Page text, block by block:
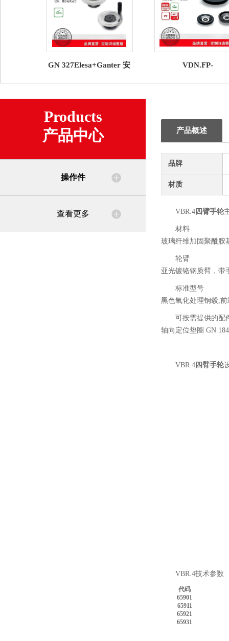
GN 327Elesa+Ganter 安
VDN.FP-
轮
Products
产品中心
操作件
查看更多
产品概述
品牌
材质
VBR.4 四臂手轮
材料
玻璃纤维加固聚酰胺
轮臂
亚光镀铬钢质臂，带
标准型号
黑色氧化处理钢毂,
可按需提供的配
轴向定位垫圈 GN
VBR.4 四臂手轮
VBR.4技术参数
代码
65901
65911
65921
65931